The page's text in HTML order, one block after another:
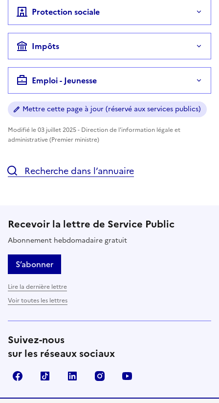
Protection sociale
Impôts
Emploi - Jeunesse
Mettre cette page à jour (réservé aux services publics)
Modifié le 03 juillet 2025 - Direction de l'information légale et
administrative (Premier ministre)
Recherche dans l’annuaire
Recevoir la lettre de Service Public
Abonnement hebdomadaire gratuit
S’abonner
Lire la dernière lettre
Voir toutes les lettres
Suivez-nous
sur les réseaux sociaux
FacebookTikTok LinkedIn Instagram